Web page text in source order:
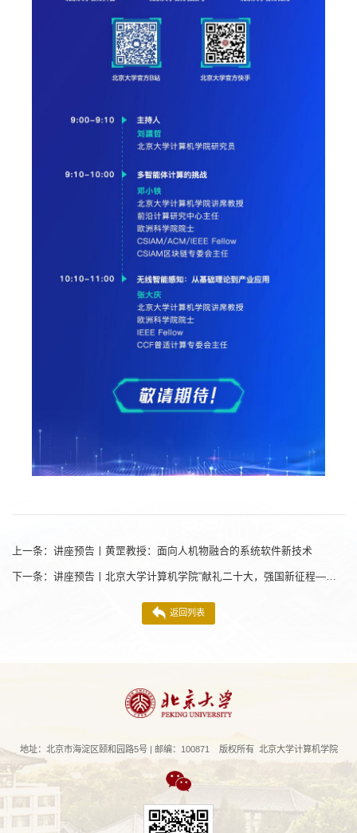
上一条： 讲座预告丨黄罡教授：面向人机物融合的系统软件新技术
下一条： 讲座预告丨北京大学计算机学院“献礼二十大，强国新征程——人工智能学术月”第二期讲座
返回列表
地址：北京市海淀区颐和园路5号 | 邮编：100871 版权所有 北京大学计算机学院